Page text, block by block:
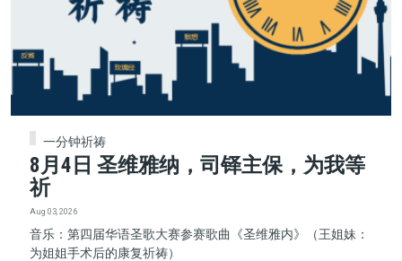
一分钟祈祷
8月4日 圣维雅纳，司铎主保，为我等
祈
Aug 03, 2026
音乐：第四届华语圣歌大赛参赛歌曲《圣维雅内》（王姐妹：
为姐姐手术后的康复祈祷）